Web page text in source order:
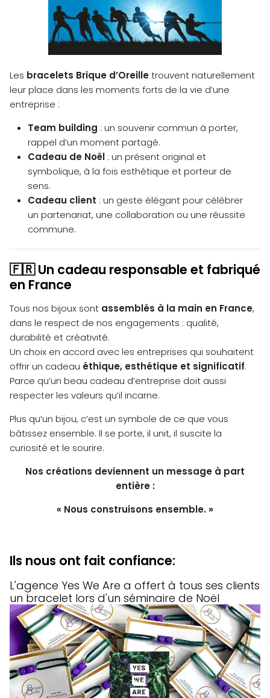
Les bracelets Brique d’Oreilletrouvent naturellement
leur place dans les moments forts de la vie d’une
entreprise :
Team building : un souvenir commun à porter,
rappel d’un moment partagé.
Cadeau de Noël : un présent original et
symbolique, à la fois esthétique et porteur de
sens.
Cadeau client : un geste élégant pour célébrer
un partenariat, une collaboration ou une réussite
commune.
🇫🇷Un cadeau responsable et fabriqué
en France
Tous nos bijoux sont assemblés à la main en France,
dans le respect de nos engagements : qualité,
durabilité et créativité.
Un choix en accord avec les entreprises qui souhaitent
offrir un cadeau éthique, esthétique et significatif.
Parce qu’un beau cadeau d’entreprise doit aussi
respecter les valeurs qu’il incarne.
Plus qu’un bijou, c’est un symbole de ce que vous
bâtissez ensemble. Il se porte, il unit, il suscite la
curiosité et le sourire.
Nos créations deviennent un message à part
entière :
« Nous construisons ensemble. »
Ils nous ont fait confiance:
L'agence Yes We Are a offert à tous ses clients
un bracelet lors d'un séminaire de Noël